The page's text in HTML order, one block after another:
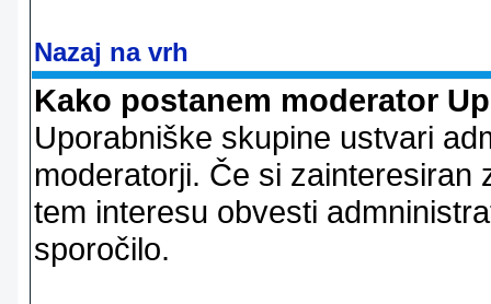
Nazaj na vrh
Kako postanem moderator
Uporabniške skupine ustvari
moderatorji. Če si
tem interesu obvesti
sporočilo.